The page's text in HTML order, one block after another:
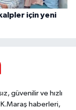
için yeni
güvenilir ve hızlı
K.Maraş haberleri,